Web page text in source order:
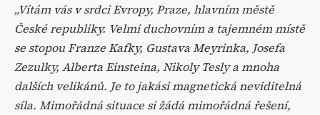
„Vítám vás v srdci Evropy, Praze, hlavním městě
České republiky. Velmi duchovním a tajemném místě
se stopou Franze Kafky, Gustava Meyrinka, Josefa
Zezulky, Alberta Einsteina, Nikoly Tesly a mnoha
dalších velikánů. Je to jakási magnetická neviditelná
síla. Mimořádná situace si žádá mimořádná řešení,